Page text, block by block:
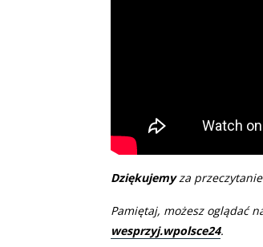
Dziękujemyza
Pamiętaj, możesz oglądać
wesprzyj.wpolsce24.